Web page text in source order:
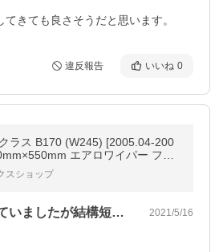
きても良さそうだと思います。
違反報告 いいね 0
ラス B170 (W245) [2005.04-200
エアロワイパー フロ
ー 2本
スショップ
少し短いと書かれていましたが結構短かっ… 2021/5/16